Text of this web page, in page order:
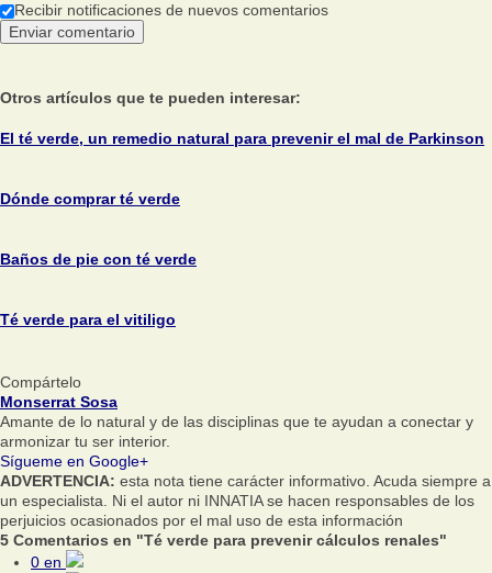
Recibir notificaciones de nuevos comentarios
Otros artículos que te pueden interesar:
El té verde, un remedio natural para prevenir el mal de Parkinson
Dónde comprar té verde
Baños de pie con té verde
Té verde para el vitiligo
Compártelo
Monserrat Sosa
Amante de lo natural y de las disciplinas que te ayudan a conectar y
armonizar tu ser interior.
Sígueme en Google+
ADVERTENCIA: esta nota tiene carácter informativo. Acuda siempre a
un especialista. Ni el autor ni INNATIA se hacen responsables de los
perjuicios ocasionados por el mal uso de esta información
5 Comentarios en "Té verde para prevenir cálculos renales"
0 en